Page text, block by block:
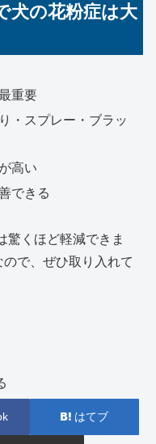
犬の花粉症は大
重要
・スプレー・ブラッ
高い
できる
驚くほど軽減できま
で、ぜひ取り入れて
はてブ